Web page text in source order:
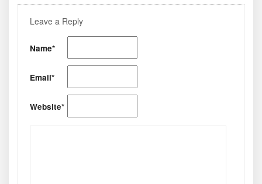
Leave a Reply
Name*
Email*
Website*